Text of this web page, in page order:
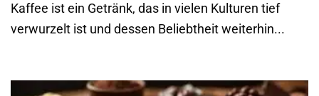
Kaffee ist ein Getränk, das in vielen Kulturen tief
verwurzelt ist und dessen Beliebtheit weiterhin...